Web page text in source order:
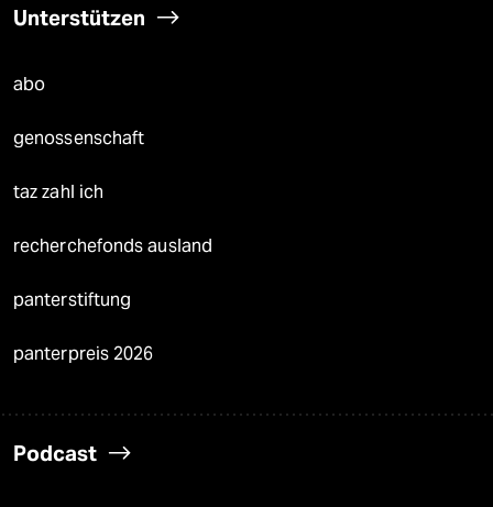
Unterstützen
abo
genossenschaft
taz zahl ich
recherchefonds ausland
panterstiftung
panterpreis 2026
Podcast